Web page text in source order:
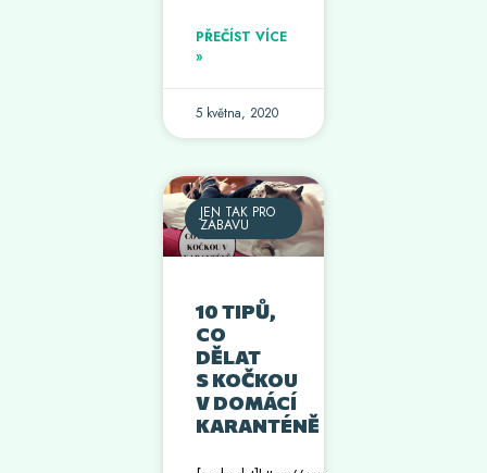
PŘEČÍST VÍCE
»
5 května, 2020
JEN TAK PRO
ZÁBAVU
10 TIPŮ,
CO
DĚLAT
S KOČKOU
V DOMÁCÍ
KARANTÉNĚ